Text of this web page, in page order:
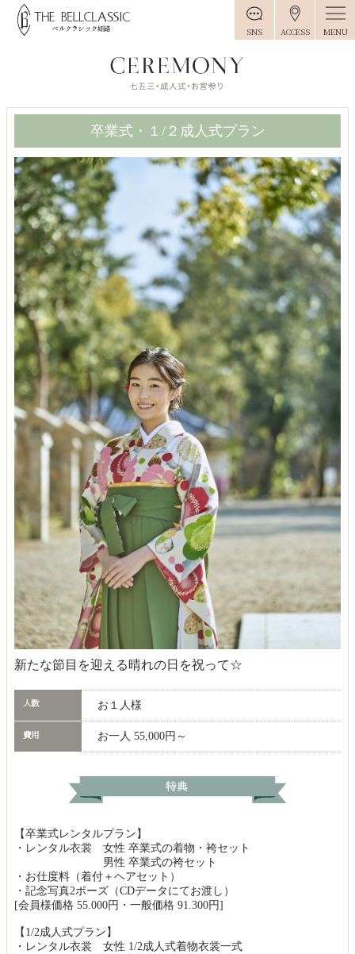
SNS ACCESS MENU
卒業式・１/２成人式プラン
新たな節目を迎える晴れの日を祝って☆
お１人様
お一人 55,000円～
【卒業式レンタルプラン】
・レンタル衣裳 女性 卒業式の着物・袴セット
男性 卒業式の袴セット
・お仕度料（着付＋ヘアセット）
・記念写真2ポーズ（CDデータにてお渡し）
[会員様価格 55.000円・一般価格 91.300円]
【1/2成人式プラン】
・レンタル衣裳 女性 1/2成人式着物衣裳一式